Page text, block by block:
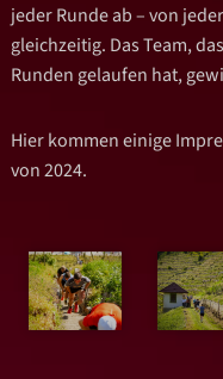
jeder Runde ab – von
gleichzeitig. Das Team,
Runden gelaufen hat,
Hier kommen einige
von 2024.